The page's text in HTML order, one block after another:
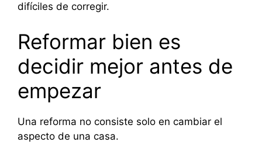
difíciles de corregir.
Reformar bien es
decidir mejor antes de
empezar
Una reforma no consiste solo en cambiar el
aspecto de una casa.